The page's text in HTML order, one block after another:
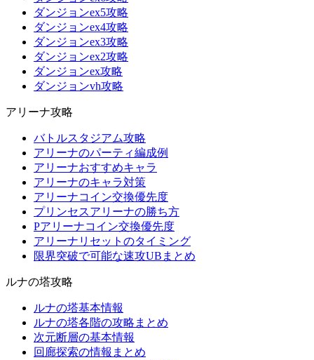
ダンジョンex5攻略
ダンジョンex4攻略
ダンジョンex3攻略
ダンジョンex2攻略
ダンジョンex攻略
ダンジョンvh攻略
アリーナ攻略
バトルスタジアム攻略
アリーナのパーティ編成例
アリーナおすすめキャラ
アリーナのキャラ対策
アリーナコイン交換優先度
プリンセスアリーナの勝ち方
Pアリーナコイン交換優先度
アリーナリセットのタイミング
限界突破で可能な速攻UBまとめ
ルナの塔攻略
ルナの塔基本情報
ルナの塔各階の攻略まとめ
次元断層の基本情報
回廊探索の情報まとめ